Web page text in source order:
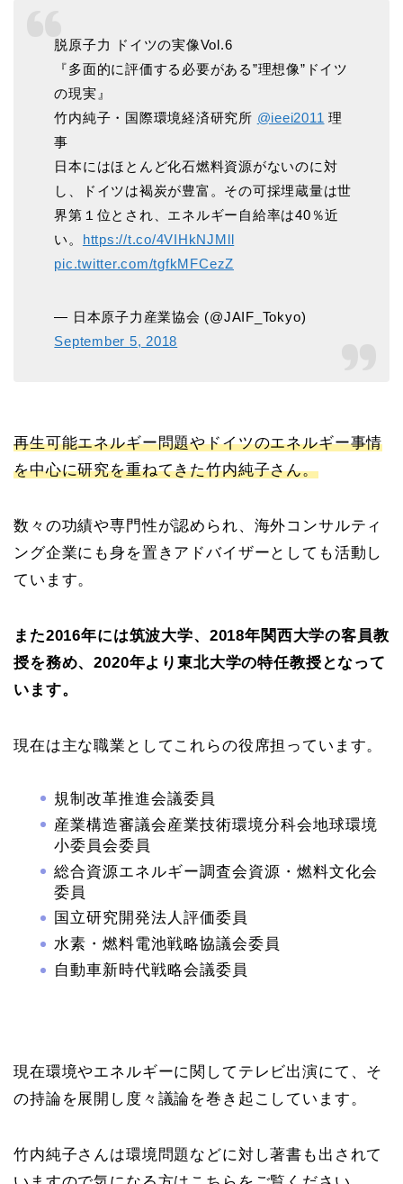
脱原子力 ドイツの実像Vol.6
『多面的に評価する必要がある”理想像”ドイツ
の現実』
竹内純子・国際環境経済研究所 @ieei2011 理
事
日本にはほとんど化石燃料資源がないのに対
し、ドイツは褐炭が豊富。その可採埋蔵量は世
界第１位とされ、エネルギー自給率は40％近
い。 https://t.co/4VIHkNJMll
pic.twitter.com/tgfkMFCezZ
— 日本原子力産業協会 (@JAIF_Tokyo)
September 5, 2018
再生可能エネルギー問題やドイツのエネルギー事情
を中心に研究を重ねてきた竹内純子さん。
数々の功績や専門性が認められ、海外コンサルティ
ング企業にも身を置きアドバイザーとしても活動し
ています。
また2016年には筑波大学、2018年関西大学の客員教
授を務め、2020年より東北大学の特任教授となって
います。
現在は主な職業としてこれらの役席担っています。
規制改革推進会議委員
産業構造審議会産業技術環境分科会地球環境
小委員会委員
総合資源エネルギー調査会資源・燃料文化会
委員
国立研究開発法人評価委員
水素・燃料電池戦略協議会委員
自動車新時代戦略会議委員
現在環境やエネルギーに関してテレビ出演にて、そ
の持論を展開し度々議論を巻き起こしています。
竹内純子さんは環境問題などに対し著書も出されて